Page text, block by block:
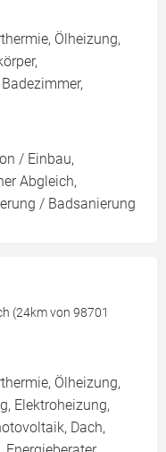
Ölheizung,
/ Einbau,
Abgleich,
/ Badsanierung
(24km von 98701
Ölheizung,
Elektroheizung,
Dach,